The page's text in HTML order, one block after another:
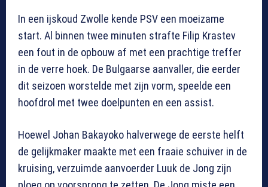
In een ijskoud Zwolle kende PSV een moeizame
start. Al binnen twee minuten strafte Filip Krastev
een fout in de opbouw af met een prachtige treffer
in de verre hoek. De Bulgaarse aanvaller, die eerder
dit seizoen worstelde met zijn vorm, speelde een
hoofdrol met twee doelpunten en een assist.
Hoewel Johan Bakayoko halverwege de eerste helft
de gelijkmaker maakte met een fraaie schuiver in de
kruising, verzuimde aanvoerder Luuk de Jong zijn